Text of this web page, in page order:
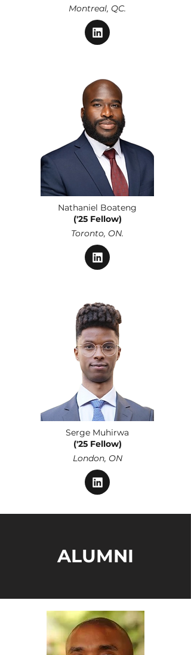
Montreal, QC.
Nathaniel Boateng
('25 Fellow)
Toronto, ON.
Serge Muhirwa
('25 Fellow)
London, ON
ALUMNI